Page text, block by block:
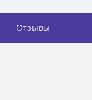
Отзывы